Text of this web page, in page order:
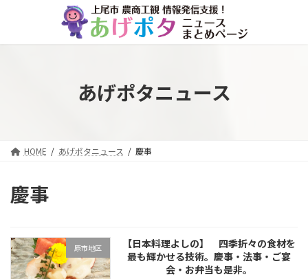
ン
ー
あげポタニュース
HOME あげポタニュース 慶事
慶事
原市地区
【日本料理よしの】 四季折々の食材を
最も輝かせる技術。慶事・法事・ご宴
会・お弁当も是非。